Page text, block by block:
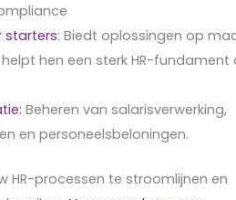
starters: Biedt oplossingen op
hen een sterk HR-fundament
Beheren van salarisverwerking,
en personeelsbeloningen.
HR-processen te stroomlijnen en